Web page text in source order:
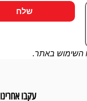
שלח
השימוש באתר.
עקבו אחרינו